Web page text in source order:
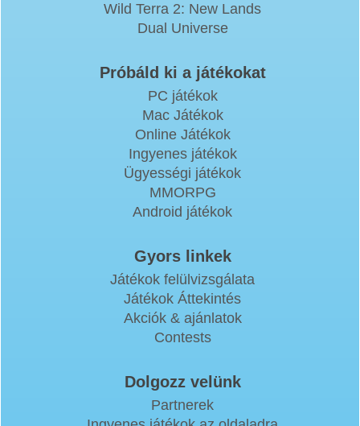
Wild Terra 2: New Lands
Dual Universe
Próbáld ki a játékokat
PC játékok
Mac Játékok
Online Játékok
Ingyenes játékok
Ügyességi játékok
MMORPG
Android játékok
Gyors linkek
Játékok felülvizsgálata
Játékok Áttekintés
Akciók & ajánlatok
Contests
Dolgozz velünk
Partnerek